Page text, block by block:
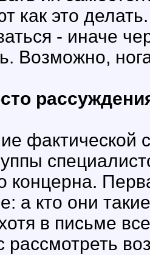
как это
- иначе
Возможно,
фактической
концерна.
а кто они
в письме
рассмотреть